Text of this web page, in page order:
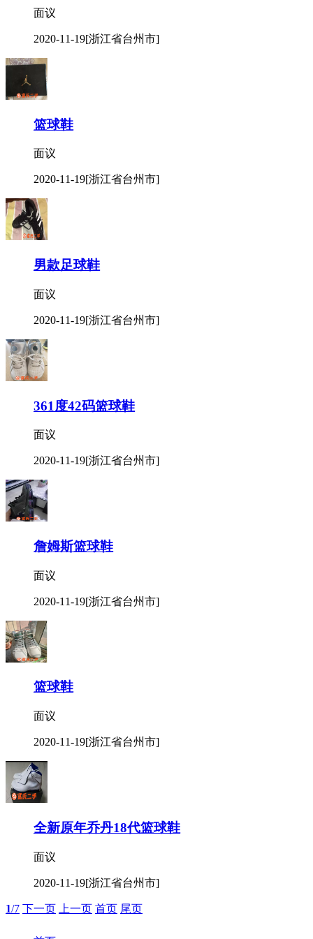
面议
2020-11-19[浙江省台州市]
篮球鞋
面议
2020-11-19[浙江省台州市]
男款足球鞋
面议
2020-11-19[浙江省台州市]
361度42码篮球鞋
面议
2020-11-19[浙江省台州市]
詹姆斯篮球鞋
面议
2020-11-19[浙江省台州市]
篮球鞋
面议
2020-11-19[浙江省台州市]
全新原年乔丹18代篮球鞋
面议
2020-11-19[浙江省台州市]
1/7 下一页 上一页 首页 尾页